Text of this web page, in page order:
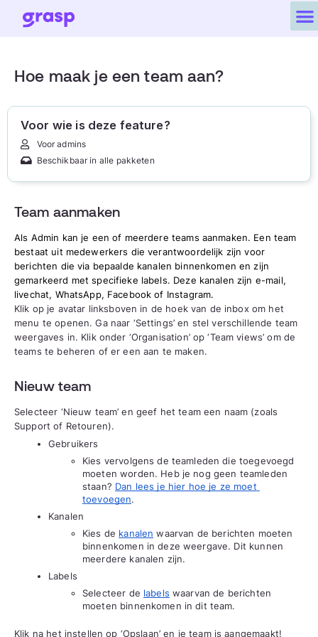
Hoe maak je een team aan?
Voor wie is deze feature?
Voor admins
Beschikbaar in alle pakketen
Team aanmaken
Als Admin kan je een of meerdere teams aanmaken. Een team
bestaat uit medewerkers die verantwoordelijk zijn voor
berichten die via bepaalde kanalen binnenkomen en zijn
gemarkeerd met specifieke labels. Deze kanalen zijn e-mail,
livechat, WhatsApp, Facebook of Instagram.
Klik op je avatar linksboven in de hoek van de inbox om het
menu te openen. Ga naar ‘Settings’ en stel verschillende team
weergaves in. Klik onder ‘Organisation’ op ‘Team views’ om de
teams te beheren of er een aan te maken.
Nieuw team
Selecteer ‘Nieuw team’ en geef het team een naam (zoals
Support of Retouren).
Gebruikers
Kies vervolgens de teamleden die toegevoegd
moeten worden. Heb je nog geen teamleden
staan? Dan lees je hier hoe je ze moet
toevoegen.
Kanalen
Kies de kanalen waarvan de berichten moeten
binnenkomen in deze weergave. Dit kunnen
meerdere kanalen zijn.
Labels
Selecteer de labels waarvan de berichten
moeten binnenkomen in dit team.
Klik na het instellen op ‘Opslaan’ en je team is aangemaakt!